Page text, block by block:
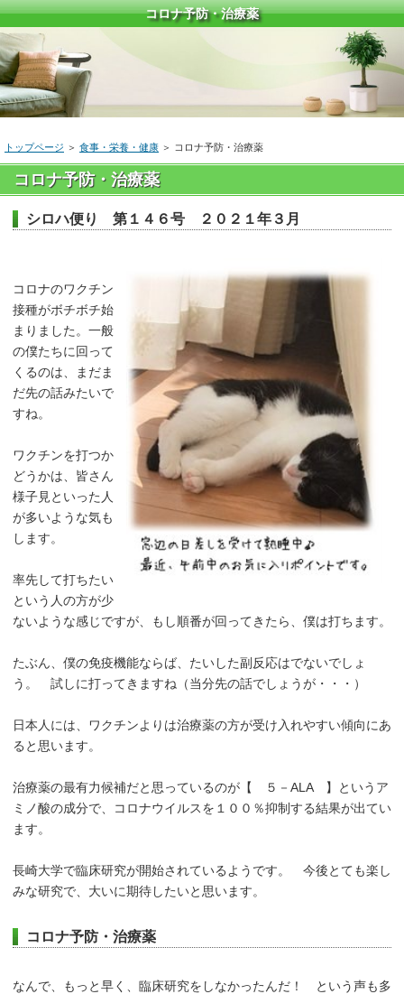
コロナ予防・治療薬
トップページ ＞ 食事・栄養・健康 ＞ コロナ予防・治療薬
コロナ予防・治療薬
シロハ便り 第１４６号 ２０２１年３月
コロナのワクチン
接種がボチボチ始
まりました。一般
の僕たちに回って
くるのは、まだま
だ先の話みたいで
すね。
ワクチンを打つか
どうかは、皆さん
様子見といった人
が多いような気も
します。
率先して打ちたい
という人の方が少
ないような感じですが、もし順番が回ってきたら、僕は打ちます。
たぶん、僕の免疫機能ならば、たいした副反応はでないでしょ
う。 試しに打ってきますね（当分先の話でしょうが・・・）
日本人には、ワクチンよりは治療薬の方が受け入れやすい傾向にあ
ると思います。
治療薬の最有力候補だと思っているのが【 ５－ALA 】というア
ミノ酸の成分で、コロナウイルスを１００％抑制する結果が出てい
ます。
長崎大学で臨床研究が開始されているようです。 今後とても楽し
みな研究で、大いに期待したいと思います。
コロナ予防・治療薬
なんで、もっと早く、臨床研究をしなかったんだ！ という声も多